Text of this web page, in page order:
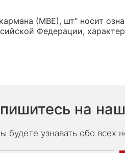
(МВЕ), шт" носит
Федерации,
на
будете узнавать обо всех